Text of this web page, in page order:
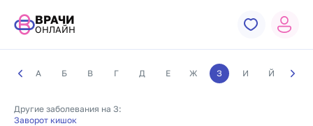
ВРАЧИ
ОНЛАЙН
А Б В Г Д Е Ж З И Й К
Другие заболевания на З:
Заворот кишок